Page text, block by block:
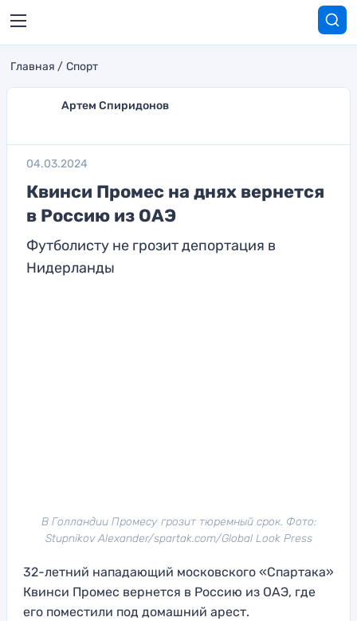
Главная Спорт
Артем Спиридонов
04.03.2024
Квинси Промес на днях вернется
в Россию из ОАЭ
Футболисту не грозит депортация в
Нидерланды
В Голландии Промесу грозит тюремный срок. Фото:
Stupnikov Alexander/spartak.com/Global Look Press
32-летний нападающий московского «Спартака»
Квинси Промес вернется в Россию из ОАЭ, где
его поместили под домашний арест.